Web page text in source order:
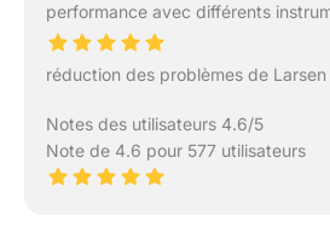
performance avec différents
réduction des problèmes de Larsen
Notes des utilisateurs 4.6/5
Note de 4.6 pour 577 utilisateurs